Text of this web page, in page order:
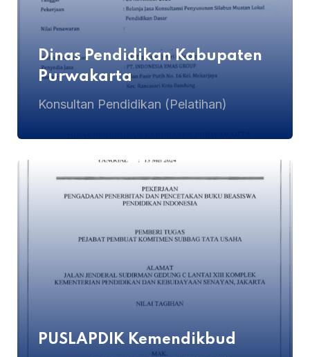
Dinas Pendidikan Kabupaten
Purwakarta
Konsultan Pendidikan (Pelatihan)
PUSLAPDIK Kemendikbud